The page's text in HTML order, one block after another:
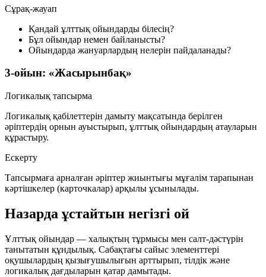
Сұрақ-жауап
Қандай ұлттық ойындарды білесің?
Бұл ойындар немен байланысты?
Ойындарда жануарлардың нелерін пайдаланады?
3-ойын: «Жасырынбақ»
Логикалық тапсырма
Логикалық қабілеттерін дамыту мақсатында берілген
әріптердің орнын ауыстырып, ұлттық ойындардың атауларын
құрастыру.
Ескерту
Тапсырмаға арналған әріптер жиынтығы мұғалім тарапынан
кәртішкелер (карточкалар) арқылы ұсынылады.
Назарда ұстайтын негізгі ой
Ұлттық ойындар — халықтың тұрмысы мен салт-дәстүрін
танытатын құндылық. Сабақтағы сайыс элементтері
оқушылардың қызығушылығын арттырып, тілдік және
логикалық дағдыларын қатар дамытады.